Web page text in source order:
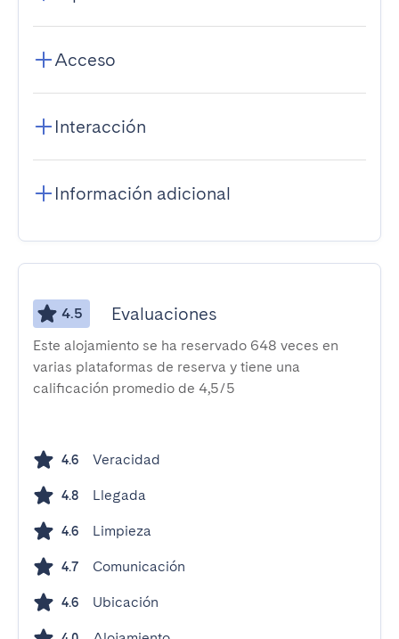
Acceso
Interacción
Información adicional
4.5 Evaluaciones
Este alojamiento se ha reservado 648 veces en
varias plataformas de reserva y tiene una
calificación promedio de 4,5/5
4.6 Veracidad
4.8 Llegada
4.6 Limpieza
4.7 Comunicación
4.6 Ubicación